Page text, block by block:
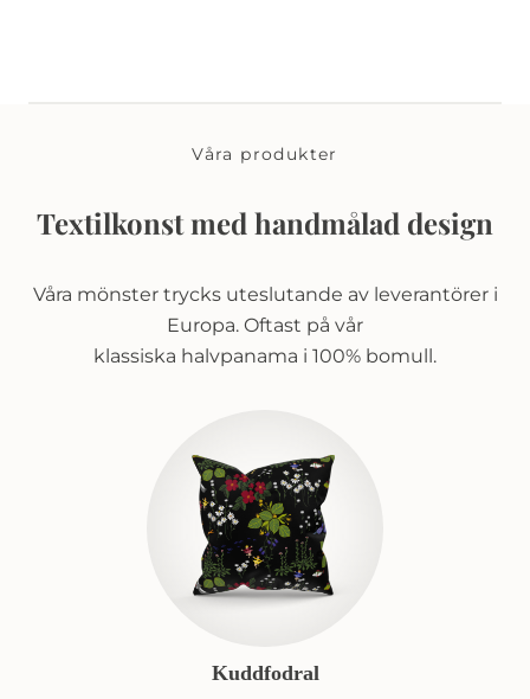
Våra produkter
Textilkonst med handmålad design
Våra mönster trycks uteslutande av leverantörer i
Europa. Oftast på vår
klassiska halvpanama i 100% bomull.
Kuddfodral